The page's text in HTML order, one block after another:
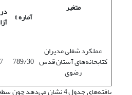
متغیر
آمارهt
عملکرد شغلی مدیران
کتابخانه‌های آستان قدس
رضوی
789/30